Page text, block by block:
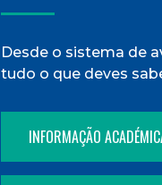
Desde o sistema de
tudo o que deves
INFORMAÇÃO